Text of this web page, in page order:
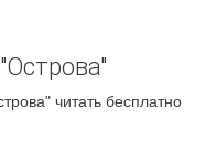
читать бесплатно